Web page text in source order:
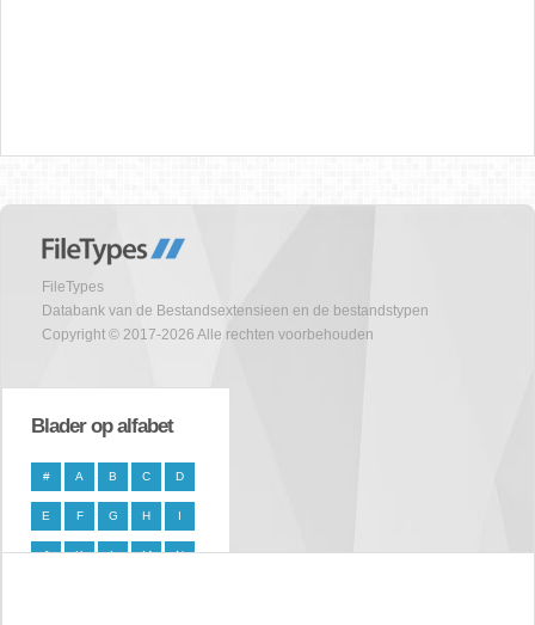
FileTypes
Databank van de Bestandsextensieen en de bestandstypen
Copyright © 2017-2026 Alle rechten voorbehouden
Blader op alfabet
# A B C D
E F G H I
J K L M N